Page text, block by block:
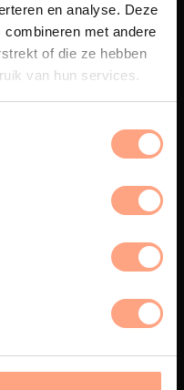
en analyse. Deze
met andere
of die ze hebben
van hun services.